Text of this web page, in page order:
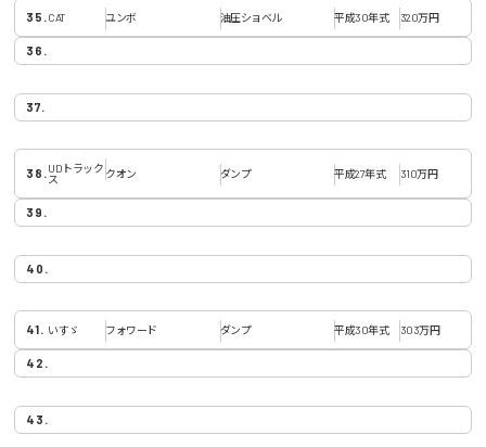
CAT ユンボ 油圧ショベル 平成30年式 320万円
UDトラック
ス
クオン ダンプ 平成27年式 310万円
いすゞ フォワード ダンプ 平成30年式 303万円